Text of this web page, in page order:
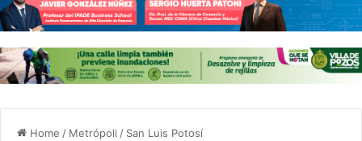
Home / Metrópoli / San Luis Potosí